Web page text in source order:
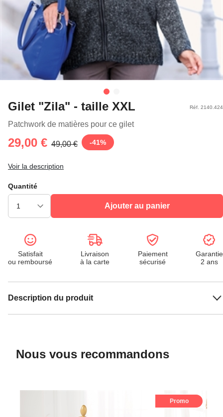
Gilet "Zila" - taille XXL
Patchwork de matières pour ce gilet
Réf. 2140.424
29,00 € 49,00 € -41%
Voir la description
Quantité
Ajouter au panier
Satisfait
ou remboursé
Livraison
à la carte
Paiement
sécurisé
Garantie
2 ans
Description du produit
Nous vous recommandons
Promo